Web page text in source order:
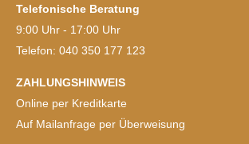
Telefonische Beratung
9:00 Uhr - 17:00 Uhr
Telefon: 040 350 177 123
ZAHLUNGSHINWEIS
Online per Kreditkarte
Auf Mailanfrage per Überweisung